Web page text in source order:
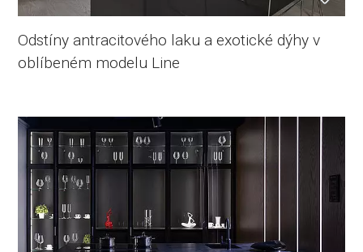
Odstíny antracitového laku a exotické dýhy v
oblíbeném modelu Line